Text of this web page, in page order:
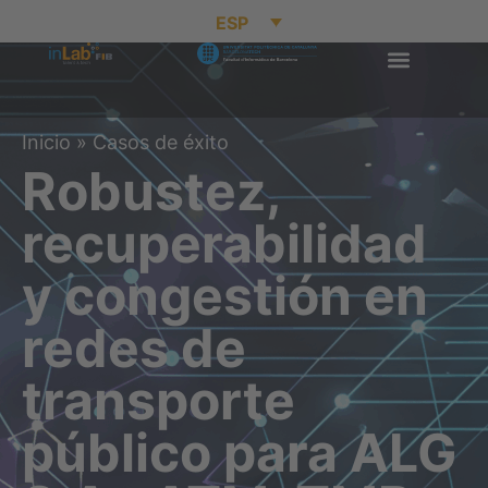
ESP
Inicio»Casos de éxito
Robustez,
recuperabilidad
y congestión en
redes de
transporte
público para ALG